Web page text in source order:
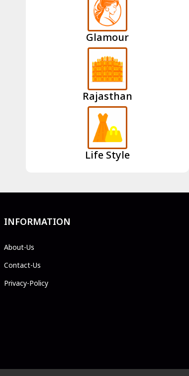
Glamour
Rajasthan
Life Style
INFORMATION
About-Us
Contact-Us
Privacy-Policy